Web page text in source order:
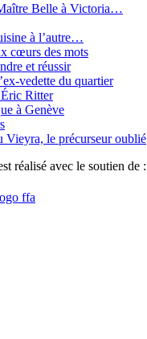
Belle à Victoria…
à l’autre…
cœurs des mots
et réussir
vedette du quartier
Ritter
à Genève
Vieyra, le précurseur oublié
réalisé avec le soutien de :